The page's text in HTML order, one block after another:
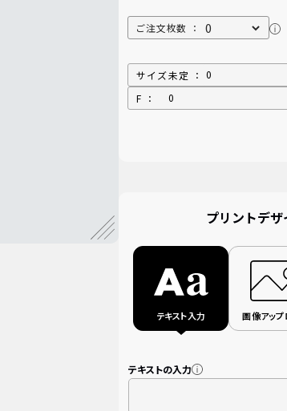
ご注文枚数 ：
サイズ未定 ：
F ：
プリントデ
テキスト入力 画像アップ
テキストの入力